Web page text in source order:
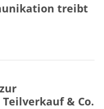
treibt
& Co.